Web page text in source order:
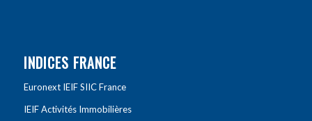
INDICES FRANCE
Euronext IEIF SIIC France
IEIF Activités Immobilières